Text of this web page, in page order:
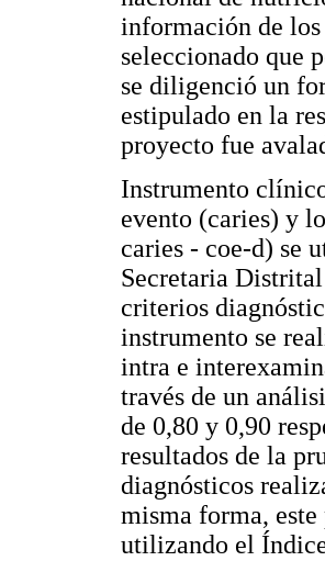
información de los
seleccionado que
se diligenció un
estipulado en la
proyecto fue
Instrumento
evento (caries) y
caries - coe-d) se
Secretaria
criterios
instrumento se
intra e
través de un
de 0,80 y 0,90
resultados de la
diagnósticos
misma forma,
utilizando el